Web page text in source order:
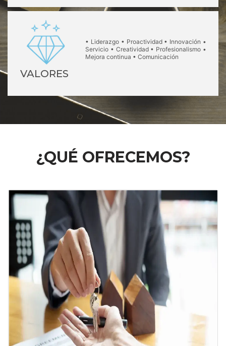
VALORES
• Liderazgo • Proactividad • Innovación •
Servicio • Creatividad • Profesionalismo •
Mejora continua • Comunicación
¿QUÉ OFRECEMOS?